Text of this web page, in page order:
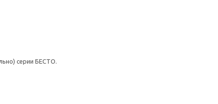
серии БЕСТО.